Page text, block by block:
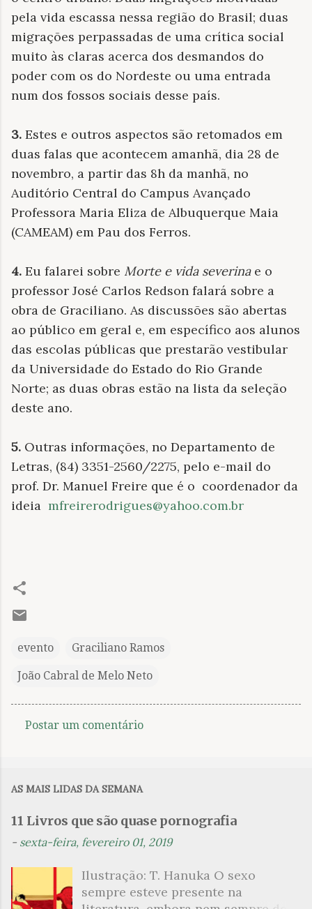
pela vida escassa nessa região do Brasil; duas
migrações perpassadas de uma crítica social
muito às claras acerca dos desmandos do
poder com os do Nordeste ou uma entrada
num dos fossos sociais desse país.
3. Estes e outros aspectos são retomados em
duas falas que acontecem amanhã, dia 28 de
novembro, a partir das 8h da manhã, no
Auditório Central do Campus Avançado
Professora Maria Eliza de Albuquerque Maia
(CAMEAM) em Pau dos Ferros.
4. Eu falarei sobre Morte e vida severinae o
professor José Carlos Redson falará sobre a
obra de Graciliano. As discussões são abertas
ao público em geral e, em específico aos alunos
das escolas públicas que prestarão vestibular
da Universidade do Estado do Rio Grande
Norte; as duas obras estão na lista da seleção
deste ano.
5. Outras informações, no Departamento de
Letras, (84) 3351-2560/2275, pelo e-mail do
prof. Dr. Manuel Freire que é o coordenador da
ideia mfreirerodrigues@yahoo.com.br
evento Graciliano Ramos
João Cabral de Melo Neto
n
i
Postar um comentário
AS MAIS LIDAS DA SEMANA
11 Livros que são quase pornografia
- sexta-feira, fevereiro 01, 2019
Ilustração: T. Hanuka O sexo
sempre esteve presente na